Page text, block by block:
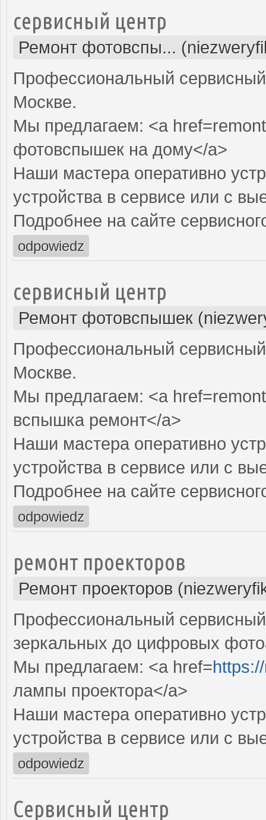
сервисный центр
Ремонт фотовспы...
Профессиональный
Москве.
Мы предлагаем: <a
фотовспышек на дому</a>
Наши мастера оперативно
устройства в сервисе или с
Подробнее на сайте
odpowiedz
сервисный центр
Ремонт фотовспышек
Профессиональный
Москве.
Мы предлагаем: <a
вспышка ремонт</a>
Наши мастера оперативно
устройства в сервисе или с
Подробнее на сайте
odpowiedz
ремонт проекторов
Ремонт проекторов
Профессиональный
зеркальных до цифровых
Мы предлагаем: <a href=
лампы проектора</a>
Наши мастера оперативно
устройства в сервисе или с
odpowiedz
Сервисный центр